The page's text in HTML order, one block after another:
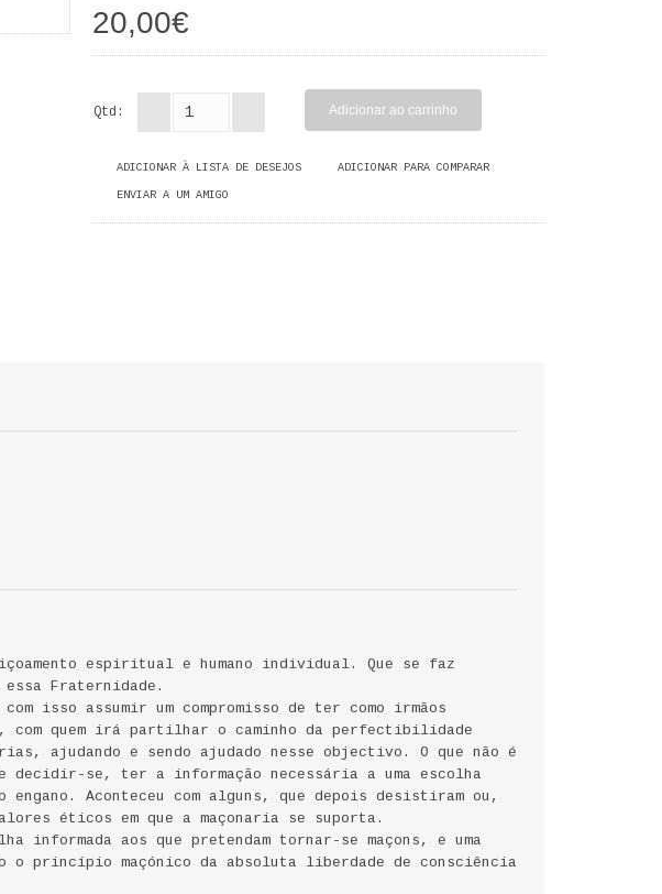
20,00€
Qtd:
ADICIONAR À LISTA DE DESEJOS ADICIONAR PARA COMPARAR
ENVIAR A UM AMIGO
espiritual e humano individual. Que se faz
essa Fraternidade.
isso assumir um compromisso de ter como irmãos
com quem irá partilhar o caminho da perfectibilidade
ajudando e sendo ajudado nesse objectivo. O que não é
se, ter a informação necessária a uma escolha
Aconteceu com alguns, que depois desistiram ou,
éticos em que a maçonaria se suporta.
informada aos que pretendam tornar-se maçons, e uma
o princípio maçónico da absoluta liberdade de consciência